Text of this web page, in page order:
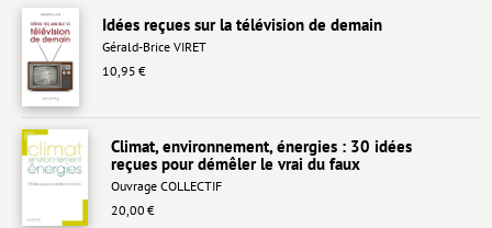
Comment je suis devenu
Espèces
Idées reçues sur la télévision de demain
Gérald-Brice VIRET
10,95 €
Climat, environnement, énergies : 30 idées
reçues pour démêler le vrai du faux
Ouvrage COLLECTIF
20,00 €